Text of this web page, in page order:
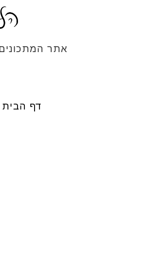
אתר
דף הבית